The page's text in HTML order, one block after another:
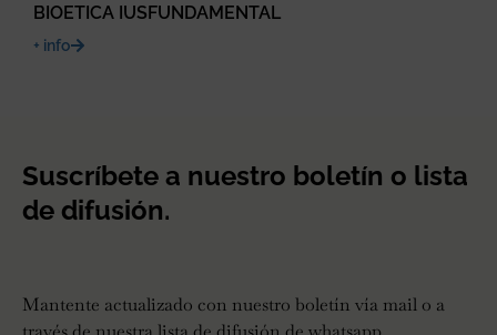
BIOETICA IUSFUNDAMENTAL
+ info
Suscríbete a nuestro boletín o lista
de difusión.
Mantente actualizado con nuestro boletín vía mail o a